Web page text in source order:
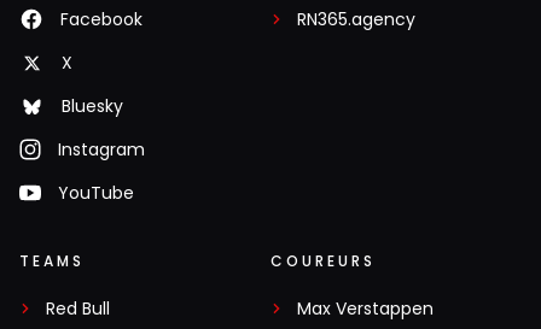
Facebook
X
Bluesky
Instagram
YouTube
RN365.agency
TEAMS
Red Bull
COUREURS
Max Verstappen